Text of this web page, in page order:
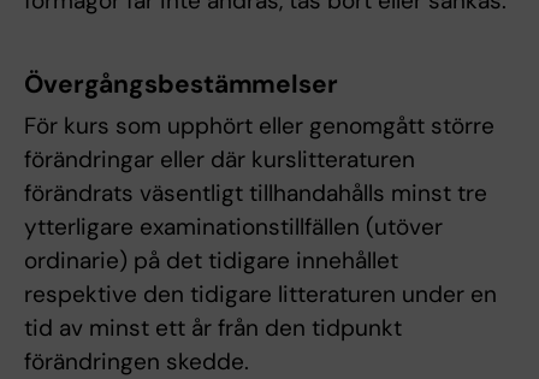
Övergångsbestämmelser
För kurs som upphört eller genomgått större
förändringar eller där kurslitteraturen
förändrats väsentligt tillhandahålls minst tre
ytterligare examinationstillfällen (utöver
ordinarie) på det tidigare innehållet
respektive den tidigare litteraturen under en
tid av minst ett år från den tidpunkt
förändringen skedde.